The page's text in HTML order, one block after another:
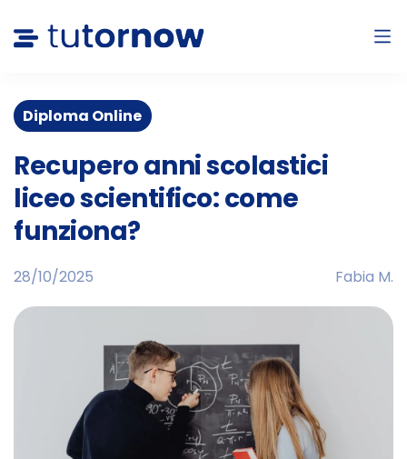
Diploma Online
Recupero anni scolastici
liceo scientifico: come
funziona?
28/10/2025 Fabia M.